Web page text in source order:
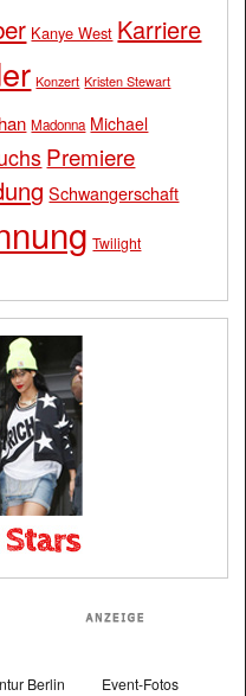
Kanye West Karriere
Konzert Kristen Stewart
Madonna Michael
Premiere
Schwangerschaft
Twilight
Berlin Event-Fotos